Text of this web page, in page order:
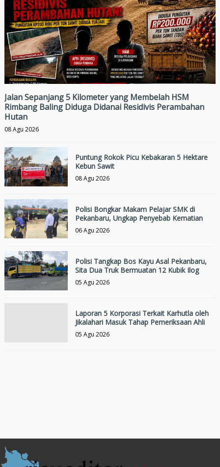
Jalan Sepanjang 5 Kilometer yang Membelah HSM
Rimbang Baling Diduga Didanai Residivis Perambahan
Hutan
08 Agu 2026
Puntung Rokok Picu Kebakaran 5 Hektare
Kebun Sawit
08 Agu 2026
Polisi Bongkar Makam Pelajar SMK di
Pekanbaru, Ungkap Penyebab Kematian
06 Agu 2026
Polisi Tangkap Bos Kayu Asal Pekanbaru,
Sita Dua Truk Bermuatan 12 Kubik Ilog
05 Agu 2026
Laporan 5 Korporasi Terkait Karhutla oleh
Jikalahari Masuk Tahap Pemeriksaan Ahli
05 Agu 2026